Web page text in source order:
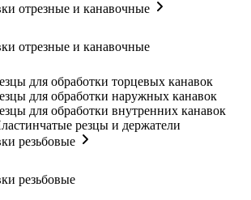
отрезные и канавочные
отрезные и канавочные
для обработки торцевых канавок
для обработки наружных канавок
для обработки внутренних канавок
резцы и держатели
резьбовые
резьбовые